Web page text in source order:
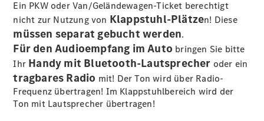
Übersicht
Gebrauchtwagen
Junge
Ein PKW oder Van/Geländewagen-Ticket berechtigt
nicht zur Nutzung von Klappstuhl-Plätzen! Diese
müssen separat gebucht werden.
Für den Audioempfang im Auto bringen Sie bitte
Ihr Handy mit Bluetooth-Lautsprecher oder ein
tragbares Radio mit! Der Ton wird über Radio-
Frequenz übertragen! Im Klappstuhlbereich wird der
Ton mit Lautsprecher übertragen!